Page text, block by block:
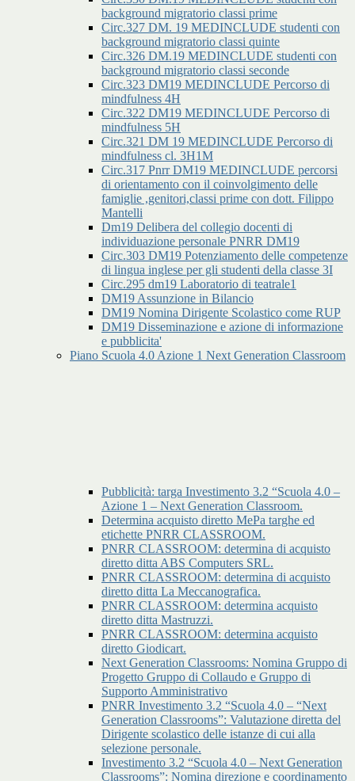
background migratorio classi prime
Circ.327 DM. 19 MEDINCLUDE studenti con
background migratorio classi quinte
Circ.326 DM.19 MEDINCLUDE studenti con
background migratorio classi seconde
Circ.323 DM19 MEDINCLUDE Percorso di
mindfulness 4H
Circ.322 DM19 MEDINCLUDE Percorso di
mindfulness 5H
Circ.321 DM 19 MEDINCLUDE Percorso di
mindfulness cl. 3H1M
Circ.317 Pnrr DM19 MEDINCLUDE percorsi
di orientamento con il coinvolgimento delle
famiglie ,genitori,classi prime con dott. Filippo
Mantelli
Dm19 Delibera del collegio docenti di
individuazione personale PNRR DM19
Circ.303 DM19 Potenziamento delle competenze
di lingua inglese per gli studenti della classe 3I
Circ.295 dm19 Laboratorio di teatrale1
DM19 Assunzione in Bilancio
DM19 Nomina Dirigente Scolastico come RUP
DM19 Disseminazione e azione di informazione
e pubblicita'
Piano Scuola 4.0 Azione 1 Next Generation Classroom
Pubblicità: targa Investimento 3.2 “Scuola 4.0 –
Azione 1 – Next Generation Classroom.
Determina acquisto diretto MePa targhe ed
etichette PNRR CLASSROOM.
PNRR CLASSROOM: determina di acquisto
diretto ditta ABS Computers SRL.
PNRR CLASSROOM: determina di acquisto
diretto ditta La Meccanografica.
PNRR CLASSROOM: determina acquisto
diretto ditta Mastruzzi.
PNRR CLASSROOM: determina acquisto
diretto Giodicart.
Next Generation Classrooms: Nomina Gruppo di
Progetto Gruppo di Collaudo e Gruppo di
Supporto Amministrativo
PNRR Investimento 3.2 “Scuola 4.0 – “Next
Generation Classrooms”: Valutazione diretta del
Dirigente scolastico delle istanze di cui alla
selezione personale.
Investimento 3.2 “Scuola 4.0 – Next Generation
Classrooms”: Nomina direzione e coordinamento